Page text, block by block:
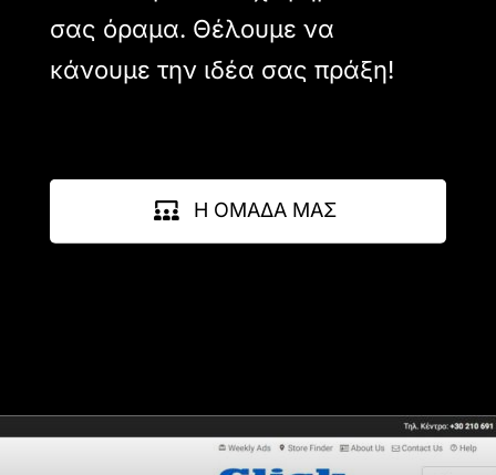
σας όραμα. Θέλουμε να
κάνουμε την ιδέα σας πράξη!
Η ΟΜΑΔΑ ΜΑΣ